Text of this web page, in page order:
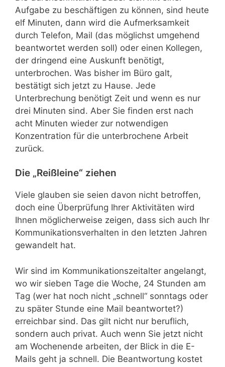
Aufgabe zu beschäftigen zu können, sind heute
elf Minuten, dann wird die Aufmerksamkeit
durch Telefon, Mail (das möglichst umgehend
beantwortet werden soll) oder einen Kollegen,
der dringend eine Auskunft benötigt,
unterbrochen. Was bisher im Büro galt,
bestätigt sich jetzt zu Hause. Jede
Unterbrechung benötigt Zeit und wenn es nur
drei Minuten sind. Aber Sie finden erst nach
acht Minuten wieder zur notwendigen
Konzentration für die unterbrochene Arbeit
zurück.
Die „Reißleine“ ziehen
Viele glauben sie seien davon nicht betroffen,
doch eine Überprüfung Ihrer Aktivitäten wird
Ihnen möglicherweise zeigen, dass sich auch Ihr
Kommunikationsverhalten in den letzten Jahren
gewandelt hat.
Wir sind im Kommunikationszeitalter angelangt,
wo wir sieben Tage die Woche, 24 Stunden am
Tag (wer hat noch nicht „schnell“ sonntags oder
zu später Stunde eine Mail beantwortet?)
erreichbar sind. Das gilt nicht nur beruflich,
sondern auch privat. Auch wenn Sie jetzt nicht
am Wochenende arbeiten, der Blick in die E-
Mails geht ja schnell. Die Beantwortung kostet